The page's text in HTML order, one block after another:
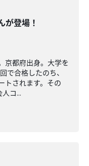
が登場！
京都府出身。大学を
で合格したのち、
トされます。その
コ...